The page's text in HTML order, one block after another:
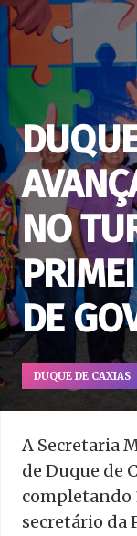
NO
DE
DUQUE DE CAXIAS
A Secretaria
de Duque de
completando
secretário da